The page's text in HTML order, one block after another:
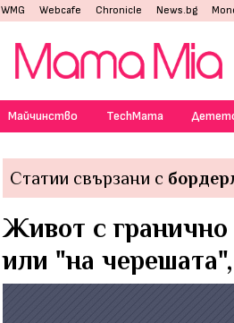
WMG Webcafe Chronicle News.bg
Майчинство TechMama
Статии свързани с
Живот с гранично
или "на